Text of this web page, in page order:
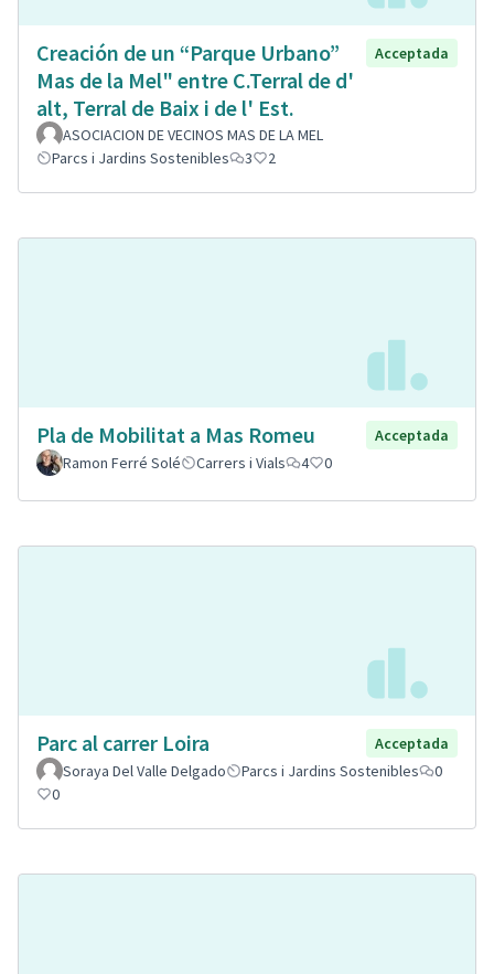
Creación de un “Parque Urbano”
Mas de la Mel" entre C.Terral de d'
alt, Terral de Baix i de l' Est.
Acceptada
ASOCIACION DE VECINOS MAS DE LA MEL
Parcs i Jardins Sostenibles
3 2
Pla de Mobilitat a Mas Romeu
Acceptada
Ramon Ferré Solé
Carrers i Vials 4 0
Parc al carrer Loira
Acceptada
Soraya Del Valle Delgado
Parcs i Jardins Sostenibles
0
0